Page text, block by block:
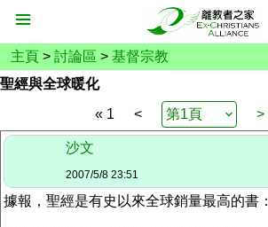
主頁 > 討論區 > 基督宗教
聖經與全球暖化
« 1
< >
沙文
2007/5/8 23:51
據報，聖經是有史以來全球銷量最高的書：